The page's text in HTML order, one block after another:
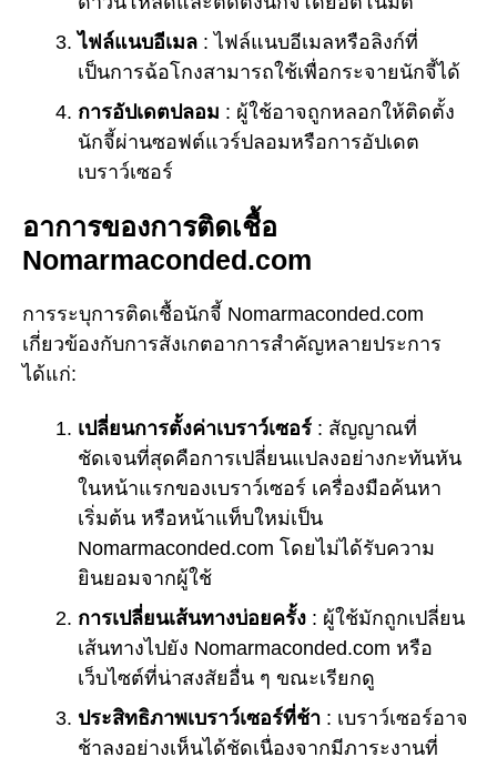
ไฟล์แนบอีเมล : ไฟล์แนบอีเมลหรือลิงก์ที่
เป็นการฉ้อโกงสามารถใช้เพื่อกระจายนักจี้ได้
การอัปเดตปลอม : ผู้ใช้อาจถูกหลอกให้ติดตั้ง
นักจี้ผ่านซอฟต์แวร์ปลอมหรือการอัปเดต
เบราว์เซอร์
อาการของการติดเชื้อ
Nomarmaconded.com
การระบุการติดเชื้อนักจี้ Nomarmaconded.com
เกี่ยวข้องกับการสังเกตอาการสำคัญหลายประการ
ได้แก่:
เปลี่ยนการตั้งค่าเบราว์เซอร์ : สัญญาณที่
ชัดเจนที่สุดคือการเปลี่ยนแปลงอย่างกะทันหัน
ในหน้าแรกของเบราว์เซอร์ เครื่องมือค้นหา
เริ่มต้น หรือหน้าแท็บใหม่เป็น
Nomarmaconded.com โดยไม่ได้รับความ
ยินยอมจากผู้ใช้
การเปลี่ยนเส้นทางบ่อยครั้ง : ผู้ใช้มักถูกเปลี่ยน
เส้นทางไปยัง Nomarmaconded.com หรือ
เว็บไซต์ที่น่าสงสัยอื่น ๆ ขณะเรียกดู
ประสิทธิภาพเบราว์เซอร์ที่ช้า : เบราว์เซอร์อาจ
ช้าลงอย่างเห็นได้ชัดเนื่องจากมีภาระงานที่